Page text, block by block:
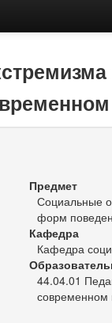
Предмет
Социальные
форм
Кафедра
Кафедра
44.04.01
современном